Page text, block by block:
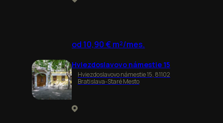
od 10,90 € m²/mes.
Hviezdoslavovo námestie 15
Hviezdoslavovo námestie 15, 81102
Bratislava-Staré Mesto